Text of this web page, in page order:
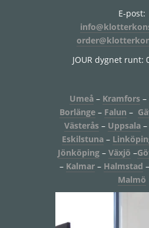
E-post:
JOUR dygnet runt:
Umeå – Kramfors –
Borlänge – Falun –
Västerås– Uppsala–
Eskilstuna –
Jönköping – Växjö –
– Kalmar– Halmstad –
Malmö